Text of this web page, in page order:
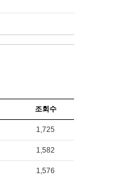
조회수
1,725
1,582
1,576